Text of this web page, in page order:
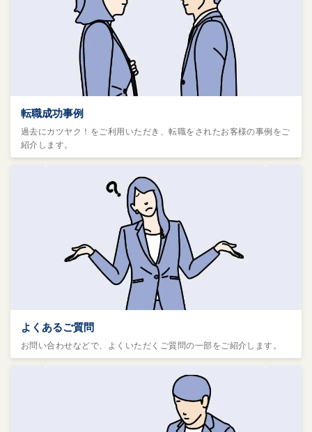
転職成功事例
過去にカツヤク！をご利用いただき、転職をされたお客様の事例をご
紹介します。
よくあるご質問
お問い合わせなどで、よくいただくご質問の一部をご紹介します。